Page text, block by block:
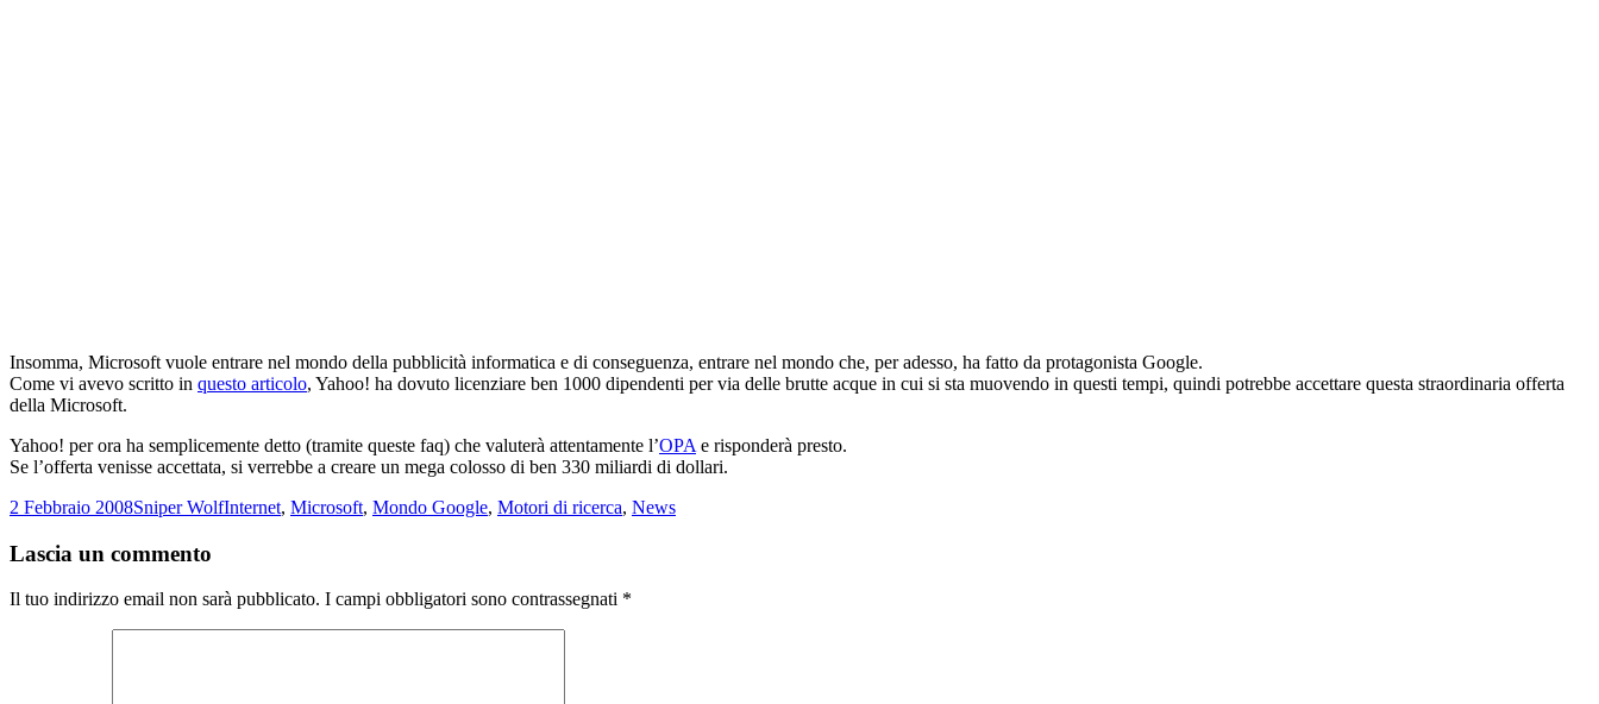
Insomma, Microsoft vuole entrare nel mondo della pubblicità informatica e di conseguenza, entrare nel mondo che, per adesso, ha fatto da protagonista Google.
Come vi avevo scritto in questo articolo, Yahoo! ha dovuto licenziare ben 1000 dipendenti per via delle brutte acque in cui si sta muovendo in questi tempi, quindi potrebbe accettare questa straordinaria offerta
della Microsoft.
Yahoo! per ora ha semplicemente detto (tramite queste faq) che valuterà attentamente l’OPA e risponderà presto.
Se l’offerta venisse accettata, si verrebbe a creare un mega colosso di ben 330 miliardi di dollari.
Scritto
2 Febbraio 2008Autore
Sniper WolfCategorie
Internet, Microsoft, Mondo Google, Motori di ricerca, News
Lascia un commento
Il tuo indirizzo email non sarà pubblicato. I campi obbligatori sono contrassegnati *